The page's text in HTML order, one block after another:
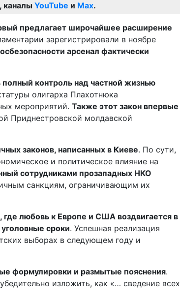
, каналы YouTube и Max.
предлагает широчайшее расширение
зарегистрировали в ноябре
арсенал фактически
контроль над частной жизнью
олигарха Плахотнюка
мероприятий. Также этот закон впервые
Приднестровской молдавской
законов, написанных в Киеве. По сути,
и политическое влияние на
сотрудниками прозападных НКО
санкциям, ограничивающим их
любовь к Европе и США воздвигается в
сроки. Успешная реализация
выборах в следующем году и
формулировки и размытые пояснения.
изложить, как «… сведение всех